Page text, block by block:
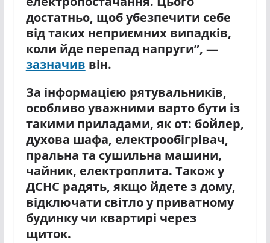
достатньо, щоб убезпечити себе
від таких неприємних випадків,
коли йде перепад напруги”, —
зазначив він.
За інформацією рятувальників,
особливо уважними варто бути із
такими приладами, як от: бойлер,
духова шафа, електрообігрівач,
пральна та сушильна машини,
чайник, електроплита. Також у
ДСНС радять, якщо йдете з дому,
відключати світло у приватному
будинку чи квартирі через
щиток.